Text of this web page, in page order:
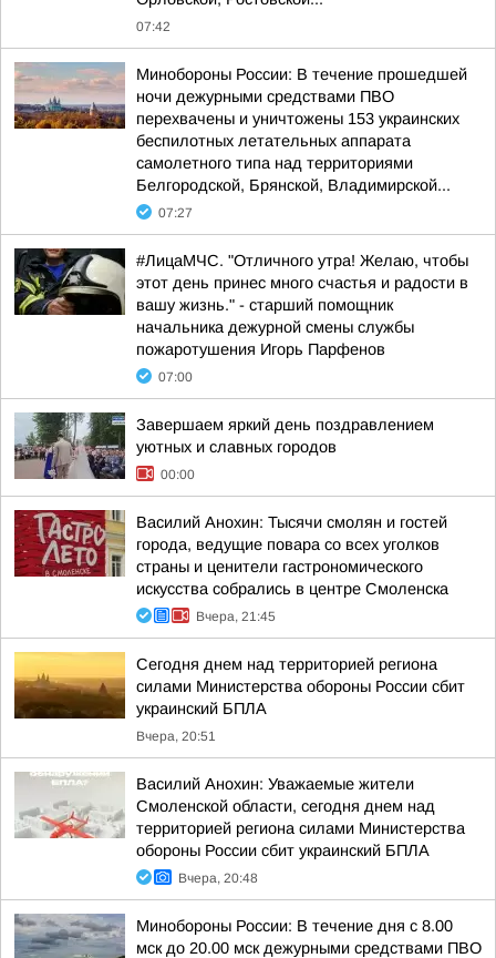
07:42
Минобороны России: В течение прошедшей
ночи дежурными средствами ПВО
перехвачены и уничтожены 153 украинских
беспилотных летательных аппарата
самолетного типа над территориями
Белгородской, Брянской, Владимирской...
07:27
#ЛицаМЧС. "Отличного утра! Желаю, чтобы
этот день принес много счастья и радости в
вашу жизнь." - старший помощник
начальника дежурной смены службы
пожаротушения Игорь Парфенов
07:00
Завершаем яркий день поздравлением
уютных и славных городов
00:00
Василий Анохин: Тысячи смолян и гостей
города, ведущие повара со всех уголков
страны и ценители гастрономического
искусства собрались в центре Смоленска
Вчера, 21:45
Сегодня днем над территорией региона
силами Министерства обороны России сбит
украинский БПЛА
Вчера, 20:51
Василий Анохин: Уважаемые жители
Смоленской области, сегодня днем над
территорией региона силами Министерства
обороны России сбит украинский БПЛА
Вчера, 20:48
Минобороны России: В течение дня с 8.00
мск до 20.00 мск дежурными средствами ПВО